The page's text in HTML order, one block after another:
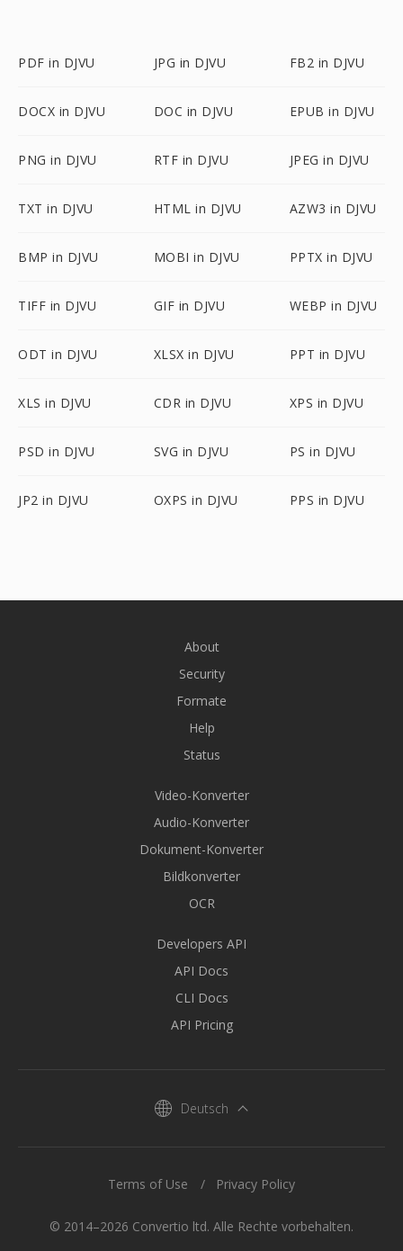
PDF in DJVU JPG in DJVU FB2 in DJVU
DOCX in DJVU DOC in DJVU EPUB in DJVU
PNG in DJVU RTF in DJVU JPEG in DJVU
TXT in DJVU HTML in DJVU AZW3 in DJVU
BMP in DJVU MOBI in DJVU PPTX in DJVU
TIFF in DJVU GIF in DJVU WEBP in DJVU
ODT in DJVU XLSX in DJVU PPT in DJVU
XLS in DJVU CDR in DJVU XPS in DJVU
PSD in DJVU SVG in DJVU PS in DJVU
JP2 in DJVU OXPS in DJVU PPS in DJVU
About
Security
Formate
Help
Status
Video-Konverter
Audio-Konverter
Dokument-Konverter
Bildkonverter
OCR
Developers API
API Docs
CLI Docs
API Pricing
Deutsch
© 2014–2026 Convertio ltd. Alle Rechte vorbehalten.
Terms of Use Privacy Policy